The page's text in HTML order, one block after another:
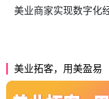
美业商家实现数字化
美业拓客，用美盈易